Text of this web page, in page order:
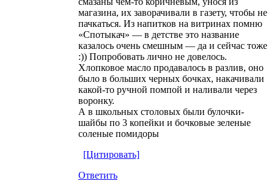
магазина, их заворачивали в газету, чтобы не
пачкаться. Из напитков на витринах помню
«Спотыкач» — в детстве это название
казалось очень смешным — да и сейчас тоже
:)) Попробовать лично не довелось.
Хлопковое масло продавалось в разлив, оно
было в больших черных бочках, накачивали
какой-то ручной помпой и наливали через
воронку.
А в школьных столовых были булочки-
шайбы по 3 копейки и бочковые зеленые
соленые помидоры
[Цитировать]
Ответить